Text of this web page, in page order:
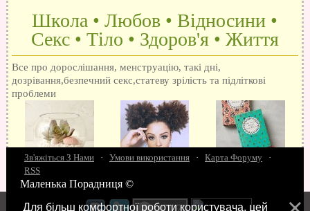
Школа • Любов • Відносини •
Секс • Тіло • Здоров'я • Життя
Все про дорослішання, менструацію, такі дні,
дозрівання,безпечний секс,статеву зрілість та підліткові
проблеми
15 запитань про секс Як досягти оргазм
Позбуваємось синців завагітніти після першого разу Хлопець хоче сексу
Зв'яжіться З Нами · Умови використання · Карта Форуму
·
RSS
Маленька Порадниця ©
Для більш комфортної роботи користувача, цей